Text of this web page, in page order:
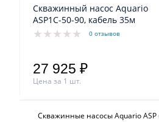
Скважинный насос Aquario
ASP1C-50-90, кабель 35м
0 отзывов
27 925 ₽
Цена за 1 шт.
Скважинные насосы Aquario